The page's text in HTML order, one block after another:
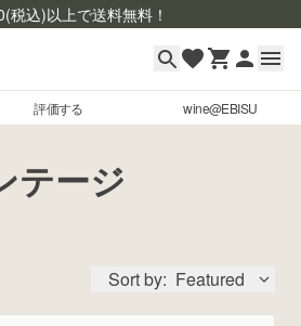
(税込)以上で送料無料！
評価する wine@EBISU
テージ
Sort by: Featured